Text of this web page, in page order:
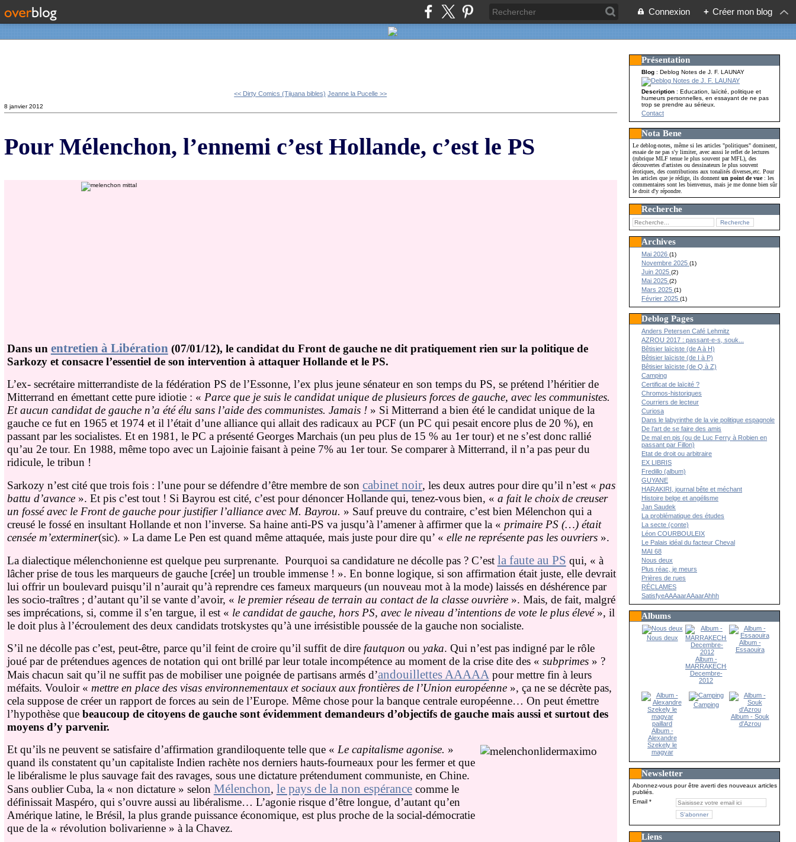
Connexion + Créer mon blog
<< Dirty Comics (Tijuana bibles) Jeanne la Pucelle >>
8 janvier 2012
Pour Mélenchon, l’ennemi c’est Hollande, c’est le PS
Dans un entretien à Libération (07/01/12), le candidat du Front de gauche ne dit pratiquement rien sur la politique de
Sarkozy et consacre l’essentiel de son intervention à attaquer Hollande et le PS.
L’ex- secrétaire mitterrandiste de la fédération PS de l’Essonne, l’ex plus jeune sénateur en son temps du PS, se prétend l’héritier de
Mitterrand en émettant cette pure idiotie : « Parce que je suis le candidat unique de plusieurs forces de gauche, avec les communistes.
Et aucun candidat de gauche n’a été élu sans l’aide des communistes. Jamais !» Si Mitterrand a bien été le candidat unique de la
gauche ce fut en 1965 et 1974 et il l’était d’une alliance qui allait des radicaux au PCF (un PC qui pesait encore plus de 20 %), en
passant par les socialistes. Et en 1981, le PC a présenté Georges Marchais (un peu plus de 15 % au 1er tour) et ne s’est donc rallié
qu’au 2e tour. En 1988, même topo avec un Lajoinie faisant à peine 7% au 1er tour. Se comparer à Mitterrand, il n’a pas peur du
ridicule, le tribun !
Sarkozy n’est cité que trois fois : l’une pour se défendre d’être membre de son cabinet noir, les deux autres pour dire qu’il n’est « pas
battu d’avance». Et pis c’est tout ! Si Bayrou est cité, c’est pour dénoncer Hollande qui, tenez-vous bien, « a fait le choix de creuser
un fossé avec le Front de gauche pour justifier l’alliance avec M. Bayrou. » Sauf preuve du contraire, c’est bien Mélenchon qui a
creusé le fossé en insultant Hollande et non l’inverse. Sa haine anti-PS va jusqu’à l’amener à affirmer que la « primaire PS (…) était
censée m’exterminer(sic). » La dame Le Pen est quand même attaquée, mais juste pour dire qu’ « elle ne représente pas les ouvriers».
La dialectique mélenchonienne est quelque peu surprenante. Pourquoi sa candidature ne décolle pas ? C’est la faute au PS qui, « à
lâcher prise de tous les marqueurs de gauche [crée] un trouble immense ! ». En bonne logique, si son affirmation était juste, elle devrait
lui offrir un boulevard puisqu’il n’aurait qu’à reprendre ces fameux marqueurs (un nouveau mot à la mode) laissés en déshérence par
les socio-traîtres ; d’autant qu’il se vante d’avoir, « le premier réseau de terrain au contact de la classe ouvrière». Mais, de fait, malgré
ses imprécations, si, comme il s’en targue, il est « le candidat de gauche, hors PS, avec le niveau d’intentions de vote le plus élevé», il
le doit plus à l’écroulement des deux candidats trotskystes qu’à une irrésistible poussée de la gauche non socialiste.
S’il ne décolle pas c’est, peut-être, parce qu’il feint de croire qu’il suffit de dire fautquon ou yaka. Qui n’est pas indigné par le rôle
joué par de prétendues agences de notation qui ont brillé par leur totale incompétence au moment de la crise dite des « subprimes» ?
Mais chacun sait qu’il ne suffit pas de mobiliser une poignée de partisans armés d’andouillettes AAAAA pour mettre fin à leurs
méfaits. Vouloir « mettre en place des visas environnementaux et sociaux aux frontières de l’Union européenne», ça ne se décrète pas,
cela suppose de créer un rapport de forces au sein de l’Europe. Même chose pour la banque centrale européenne… On peut émettre
l’hypothèse que beaucoup de citoyens de gauche sont évidemment demandeurs d’objectifs de gauche mais aussi et surtout des
moyens d’y parvenir.
Et qu’ils ne peuvent se satisfaire d’affirmation grandiloquente telle que « Le capitalisme agonise. »
quand ils constatent qu’un capitaliste Indien rachète nos derniers hauts-fourneaux pour les fermer et que
le libéralisme le plus sauvage fait des ravages, sous une dictature prétendument communiste, en Chine.
Sans oublier Cuba, la « non dictature » selon Mélenchon, le pays de la non espérancecomme le
définissait Maspéro, qui s’ouvre aussi au libéralisme… L’agonie risque d’être longue, d’autant qu’en
Amérique latine, le Brésil, la plus grande puissance économique, est plus proche de la social-démocratie
que de la « révolution bolivarienne » à la Chavez.
Présentation
Blog : Deblog Notes de J. F. LAUNAY
Description: Education, laïcité, politique et
humeurs personnelles, en essayant de ne pas
trop se prendre au sérieux.
Contact
Nota Bene
Le deblog-notes, même si les articles "politiques" dominent,
essaie de ne pas s'y limiter, avec aussi le reflet de lectures
(rubrique MLF tenue le plus souvent par MFL), des
découvertes d'artistes ou dessinateurs le plus souvent
érotiques, des contributions aux tonalités diverses,etc. Pour
les articles que je rédige, ils donnentun point de vue: les
commentaires sont les bienvenus, mais je me donne bien sûr
le droit d'y répondre.
Recherche
Archives
Mai 2026(1)
Novembre 2025(1)
Juin 2025(2)
Mai 2025(2)
Mars 2025(1)
Février 2025(1)
Deblog Pages
Anders Petersen Café Lehmitz
AZROU 2017 : passant-e-s, souk...
Bêtisier laïciste (de A à H)
Bêtisier laïciste (de I à P)
Bêtisier laïciste (de Q à Z)
Camping
Certificat de laïcité ?
Chromos-historiques
Courriers de lecteur
Curiosa
Dans le labyrinthe de la vie politique espagnole
De l’art de se faire des amis
De mal en pis (ou de Luc Ferry à Robien en
passant par Fillon)
Etat de droit ou arbitraire
EX LIBRIS
Fredillo (album)
GUYANE
HARAKIRI, journal bête et méchant
Histoire belge et angélisme
Jan Saudek
La problématique des études
La secte (conte)
Léon COURBOULEIX
Le Palais idéal du facteur Cheval
MAI 68
Nous deux
Plus réac, je meurs
Prières de rues
RÉCLAMES
SatisfyeAAAaarAAaarAhhh
Albums
Nous deux
Album -
MARRAKECH-
Decembre-
2012
Album -
Essaouira
Album -
Alexandre
Szekely le
magyar
Camping
Album - Souk
d'Azrou
Newsletter
Abonnez-vous pour être averti des nouveaux articles
publiés.
Email
Liens